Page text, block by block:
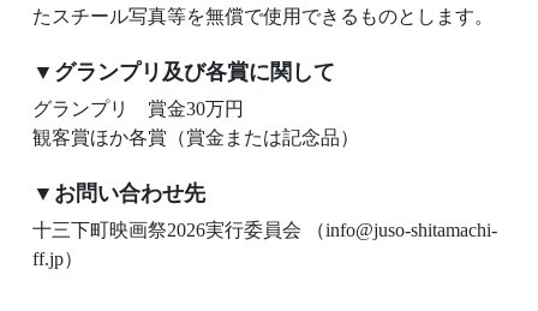
たスチール写真等を無償で使用できるものとします。
▼グランプリ及び各賞に関して
グランプリ 賞金30万円
観客賞ほか各賞（賞金または記念品）
▼お問い合わせ先
十三下町映画祭2026実行委員会 （info@juso-shitamachi-
ff.jp）